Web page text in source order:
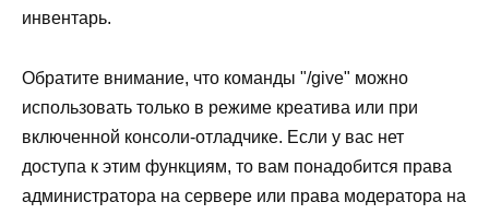
инвентарь.
Обратите внимание, что команды "/give" можно
использовать только в режиме креатива или при
включенной консоли-отладчике. Если у вас нет
доступа к этим функциям, то вам понадобится права
администратора на сервере или права модератора на